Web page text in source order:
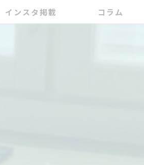
インスタ掲載 コラム